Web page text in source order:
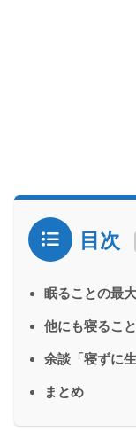
目次
眠ることの最
他にも寝るこ
余談「寝ずに
まとめ